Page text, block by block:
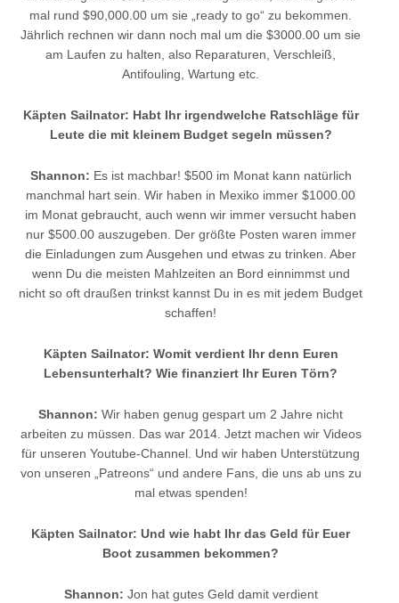
mal rund $90,000.00 um sie „ready to go“ zu bekommen.
Jährlich rechnen wir dann noch mal um die $3000.00 um sie
am Laufen zu halten, also Reparaturen, Verschleiß,
Antifouling, Wartung etc.
Käpten Sailnator: Habt Ihr irgendwelche Ratschläge für
Leute die mit kleinem Budget segeln müssen?
Shannon: Es ist machbar! $500 im Monat kann natürlich
manchmal hart sein. Wir haben in Mexiko immer $1000.00
im Monat gebraucht, auch wenn wir immer versucht haben
nur $500.00 auszugeben. Der größte Posten waren immer
die Einladungen zum Ausgehen und etwas zu trinken. Aber
wenn Du die meisten Mahlzeiten an Bord einnimmst und
nicht so oft draußen trinkst kannst Du in es mit jedem Budget
schaffen!
Käpten Sailnator: Womit verdient Ihr denn Euren
Lebensunterhalt? Wie finanziert Ihr Euren Törn?
Shannon: Wir haben genug gespart um 2 Jahre nicht
arbeiten zu müssen. Das war 2014. Jetzt machen wir Videos
für unseren Youtube-Channel. Und wir haben Unterstützung
von unseren „Patreons“ und andere Fans, die uns ab uns zu
mal etwas spenden!
Käpten Sailnator: Und wie habt Ihr das Geld für Euer
Boot zusammen bekommen?
Shannon: Jon hat gutes Geld damit verdient